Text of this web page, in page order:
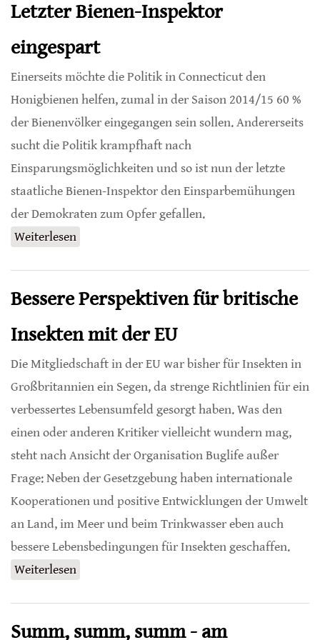
Letzter Bienen-Inspektor
eingespart
Einerseits möchte die Politik in Connecticut den
Honigbienen helfen, zumal in der Saison 2014/15 60 %
der Bienenvölker eingegangen sein sollen. Andererseits
sucht die Politik krampfhaft nach
Einsparungsmöglichkeiten und so ist nun der letzte
staatliche Bienen-Inspektor den Einsparbemühungen
der Demokraten zum Opfer gefallen.
Weiterlesen
Bessere Perspektiven für britische
Insekten mit der EU
Die Mitgliedschaft in der EU war bisher für Insekten in
Großbritannien ein Segen, da strenge Richtlinien für ein
verbessertes Lebensumfeld gesorgt haben. Was den
einen oder anderen Kritiker vielleicht wundern mag,
steht nach Ansicht der Organisation Buglife außer
Frage: Neben der Gesetzgebung haben internationale
Kooperationen und positive Entwicklungen der Umwelt
an Land, im Meer und beim Trinkwasser eben auch
bessere Lebensbedingungen für Insekten geschaffen.
Weiterlesen
Summ, summ, summ - am